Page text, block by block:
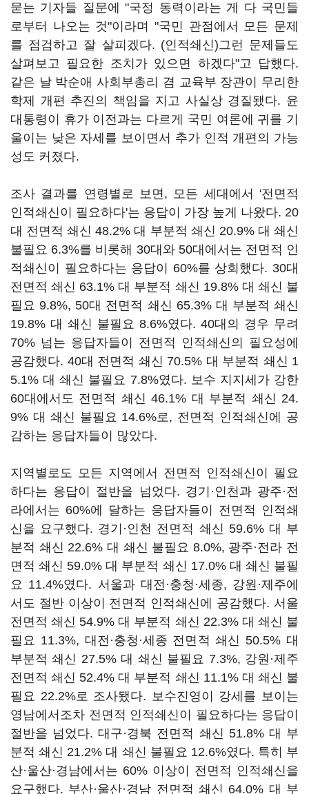
묻는 기자들 질문에 "국정 동력이라는 게 다 국민들
로부터 나오는 것"이라며 "국민 관점에서 모든 문제
를 점검하고 잘 살피겠다. (인적쇄신)그런 문제들도
살펴보고 필요한 조치가 있으면 하겠다"고 답했다.
같은 날 박순애 사회부총리 겸 교육부 장관이 무리한
학제 개편 추진의 책임을 지고 사실상 경질됐다. 윤
대통령이 휴가 이전과는 다르게 국민 여론에 귀를 기
울이는 낮은 자세를 보이면서 추가 인적 개편의 가능
성도 커졌다.
조사 결과를 연령별로 보면, 모든 세대에서 '전면적
인적쇄신이 필요하다'는 응답이 가장 높게 나왔다. 20
대 전면적 쇄신 48.2% 대 부분적 쇄신 20.9% 대 쇄신
불필요 6.3%를 비롯해 30대와 50대에서는 전면적 인
적쇄신이 필요하다는 응답이 60%를 상회했다. 30대
전면적 쇄신 63.1% 대 부분적 쇄신 19.8% 대 쇄신 불
필요 9.8%, 50대 전면적 쇄신 65.3% 대 부분적 쇄신
19.8% 대 쇄신 불필요 8.6%였다. 40대의 경우 무려
70% 넘는 응답자들이 전면적 인적쇄신의 필요성에
공감했다. 40대 전면적 쇄신 70.5% 대 부분적 쇄신 1
5.1% 대 쇄신 불필요 7.8%였다. 보수 지지세가 강한
60대에서도 전면적 쇄신 46.1% 대 부분적 쇄신 24.
9% 대 쇄신 불필요 14.6%로, 전면적 인적쇄신에 공
감하는 응답자들이 많았다.
지역별로도 모든 지역에서 전면적 인적쇄신이 필요
하다는 응답이 절반을 넘었다. 경기·인천과 광주·전
라에서는 60%에 달하는 응답자들이 전면적 인적쇄
신을 요구했다. 경기·인천 전면적 쇄신 59.6% 대 부
분적 쇄신 22.6% 대 쇄신 불필요 8.0%, 광주·전라 전
면적 쇄신 59.0% 대 부분적 쇄신 17.0% 대 쇄신 불필
요 11.4%였다. 서울과 대전·충청·세종, 강원·제주에
서도 절반 이상이 전면적 인적쇄신에 공감했다. 서울
전면적 쇄신 54.9% 대 부분적 쇄신 22.3% 대 쇄신 불
필요 11.3%, 대전·충청·세종 전면적 쇄신 50.5% 대
부분적 쇄신 27.5% 대 쇄신 불필요 7.3%, 강원·제주
전면적 쇄신 52.4% 대 부분적 쇄신 11.1% 대 쇄신 불
필요 22.2%로 조사됐다. 보수진영이 강세를 보이는
영남에서조차 전면적 인적쇄신이 필요하다는 응답이
절반을 넘었다. 대구·경북 전면적 쇄신 51.8% 대 부
분적 쇄신 21.2% 대 쇄신 불필요 12.6%였다. 특히 부
산·울산·경남에서는 60% 이상이 전면적 인적쇄신을
요구했다. 부산·울산·경남 전면적 쇄신 64.0% 대 부